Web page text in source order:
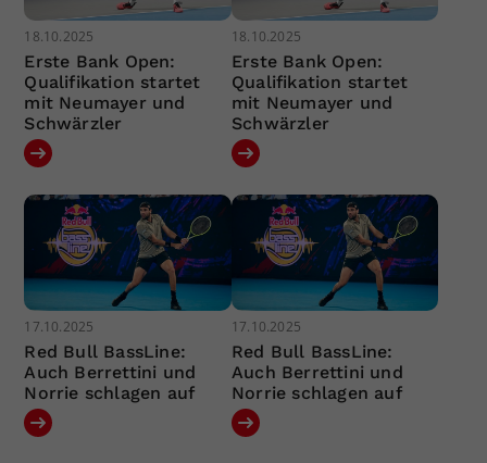
18.10.2025
Erste Bank Open:
Qualifikation startet
mit Neumayer und
Schwärzler
18.10.2025
Erste Bank Open:
Qualifikation startet
mit Neumayer und
Schwärzler
17.10.2025
Red Bull BassLine:
Auch Berrettini und
Norrie schlagen auf
17.10.2025
Red Bull BassLine:
Auch Berrettini und
Norrie schlagen auf